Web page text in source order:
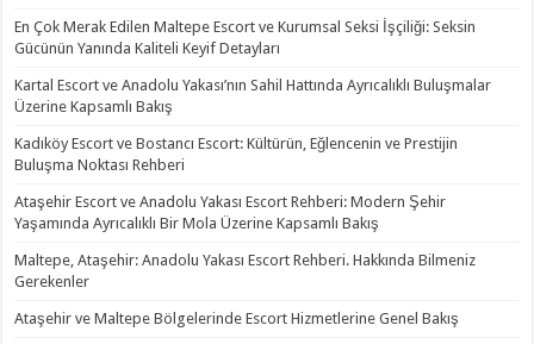
En Çok Merak Edilen Maltepe Escort ve Kurumsal Seksi İşçiliği: Seksin
Gücünün Yanında Kaliteli Keyif Detayları
Kartal Escort ve Anadolu Yakası’nın Sahil Hattında Ayrıcalıklı Buluşmalar
Üzerine Kapsamlı Bakış
Kadıköy Escort ve Bostancı Escort: Kültürün, Eğlencenin ve Prestijin
Buluşma Noktası Rehberi
Ataşehir Escort ve Anadolu Yakası Escort Rehberi: Modern Şehir
Yaşamında Ayrıcalıklı Bir Mola Üzerine Kapsamlı Bakış
Maltepe, Ataşehir: Anadolu Yakası Escort Rehberi. Hakkında Bilmeniz
Gerekenler
Ataşehir ve Maltepe Bölgelerinde Escort Hizmetlerine Genel Bakış